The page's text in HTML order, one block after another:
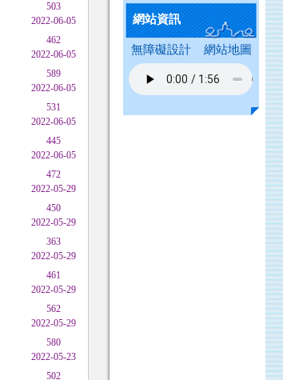
503
2022-06-05
462
2022-06-05
589
2022-06-05
531
2022-06-05
445
2022-06-05
472
2022-05-29
450
2022-05-29
363
2022-05-29
461
2022-05-29
562
2022-05-29
580
2022-05-23
502
網站資訊
無障礙設計 網站地圖